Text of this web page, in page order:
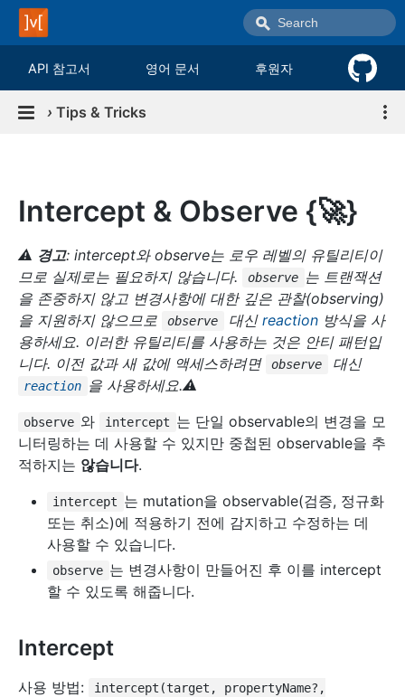
API 참고서 영어 문서 후원자
› Tips & Tricks
Intercept & Observe {🚀}
⚠️ 경고: intercept와 observe는 로우 레벨의 유틸리티이
므로 실제로는 필요하지 않습니다.
observe 는 트랜잭션
을 존중하지 않고 변경사항에 대한 깊은 관찰(observing)
을 지원하지 않으므로
observe 대신 reaction방식을 사
용하세요. 이러한 유틸리티를 사용하는 것은 안티 패턴입
니다. 이전 값과 새 값에 액세스하려면
observe 대신
reaction 을 사용하세요.⚠️
observe 와 intercept 는 단일 observable의 변경을 모
니터링하는 데 사용할 수 있지만 중첩된 observable을 추
적하지는 않습니다.
intercept 는 mutation을 observable(검증, 정규화
또는 취소)에 적용하기 전에 감지하고 수정하는 데
사용할 수 있습니다.
observe 는 변경사항이 만들어진 후 이를 intercept
할 수 있도록 해줍니다.
Intercept
사용 방법:
intercept(target, propertyName?,